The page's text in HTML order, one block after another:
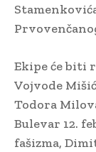
Ekipe će biti
Vojvode
Todora
Bulevar 12.
fašizma,